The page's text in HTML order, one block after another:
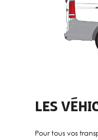
LES
Pour tous vos